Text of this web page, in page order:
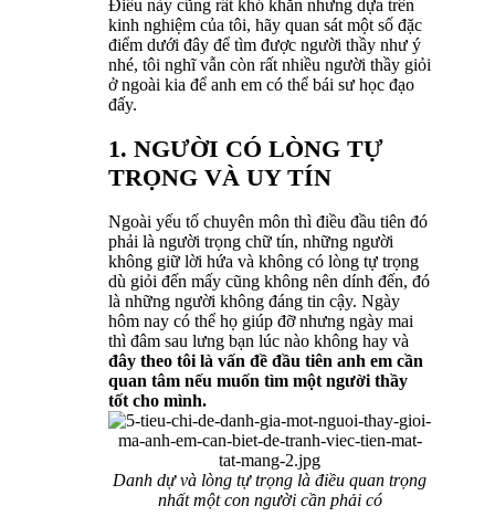
Điều này cũng rất khó khăn nhưng dựa trên
kinh nghiệm của tôi, hãy quan sát một số đặc
điểm dưới đây để tìm được người thầy như ý
nhé, tôi nghĩ vẫn còn rất nhiều người thầy giỏi
ở ngoài kia để anh em có thể bái sư học đạo
đấy.
1. NGƯỜI CÓ LÒNG TỰ
TRỌNG VÀ UY TÍN
Ngoài yếu tố chuyên môn thì điều đầu tiên đó
phải là người trọng chữ tín, những người
không giữ lời hứa và không có lòng tự trọng
dù giỏi đến mấy cũng không nên dính đến, đó
là những người không đáng tin cậy. Ngày
hôm nay có thể họ giúp đỡ nhưng ngày mai
thì đâm sau lưng bạn lúc nào không hay và
đây theo tôi là vấn đề đầu tiên anh em cần
quan tâm nếu muốn tìm một người thầy
tốt cho mình.
Danh dự và lòng tự trọng là điều quan trọng
nhất một con người cần phải có